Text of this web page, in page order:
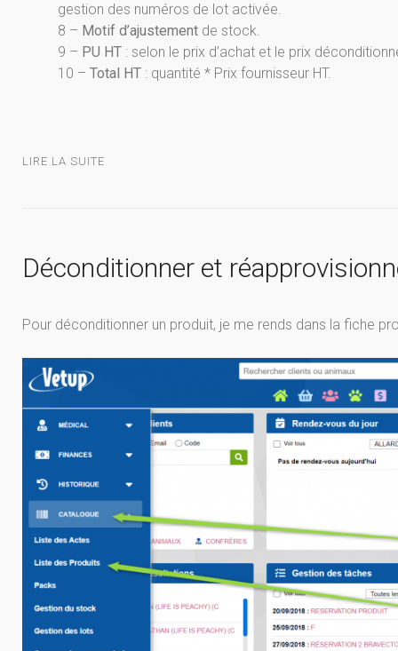
gestion des numéros de lot activée.
8 – Motif d’ajustement de stock.
9 – PU HT : selon le prix d’achat et le prix
10 – Total HT : quantité * Prix fournisseur HT.
LIRE LA SUITE
Déconditionner et
Pour déconditionner un produit, je me rends dans la fiche